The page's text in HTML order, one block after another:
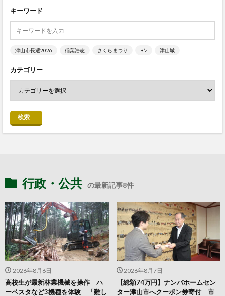
キーワード
津山市長選2026 稲葉浩志 さくらまつり B’z 津山城
カテゴリー
検索
行政・公共 の最新記事8件
2026年8月7日
【総額74万円】ナンバホームセン
ター津山市へクーポン券寄付 市
2026年8月6日
高校生が最新林業機械を操作 ハ
ーベスタなど3機種を体験 「難し